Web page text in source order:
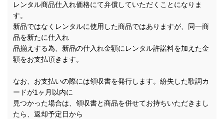
レンタル商品仕入れ価格にて弁償していただくことになりま
す。
新品ではなくレンタルに使用した商品ではありますが、同一商
品を新たに仕入れ
品揃えする為、新品の仕入れ金額にレンタル許諾料を加えた金
額をお支払頂きます。
なお、お支払いの際には領収書を発行します。紛失した歌詞カ
ードが1ヶ月以内に
見つかった場合は、領収書と商品を併せてお持ちいただきまし
たら、返却予定日から